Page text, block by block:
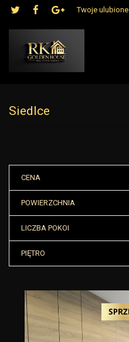
Twoje ulubione
Siedlce
CENA
POWIERZCHNIA
LICZBA POKOI
PIĘTRO